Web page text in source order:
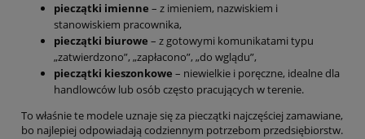
pieczątki imienne – z imieniem, nazwiskiem i
stanowiskiem pracownika,
pieczątki biurowe – z gotowymi komunikatami typu
„zatwierdzono”, „zapłacono”, „do wglądu”,
pieczątki kieszonkowe – niewielkie i poręczne, idealne dla
handlowców lub osób często pracujących w terenie.
To właśnie te modele uznaje się za pieczątki najczęściej zamawiane,
bo najlepiej odpowiadają codziennym potrzebom przedsiębiorstw.